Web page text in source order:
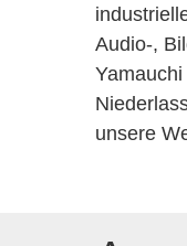
Audio-,
unsere